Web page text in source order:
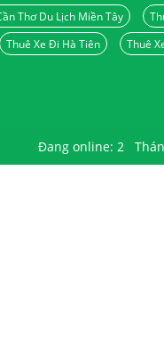
Thơ Du Lịch Miền Tây
Thuê Xe Đi Hà Tiên
Thuê
Đang online: 2